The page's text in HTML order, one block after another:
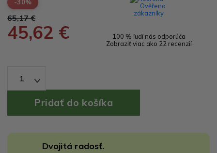
-30%
65,17 €
45,62 €
100 % ľudí nás odporúča
Zobraziť viac ako 22 recenzií
1
Dvojitá radosť.